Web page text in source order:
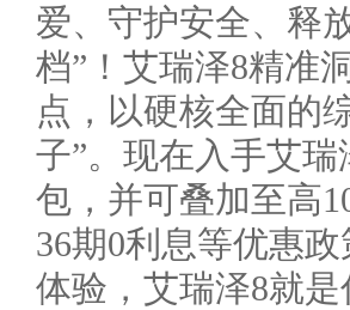
爱、守护安全、释
档”！艾瑞泽8精准
点，以硬核全面的
子”。现在入手艾
包，并可叠加至高
36期0利息等优惠
体验，艾瑞泽8就